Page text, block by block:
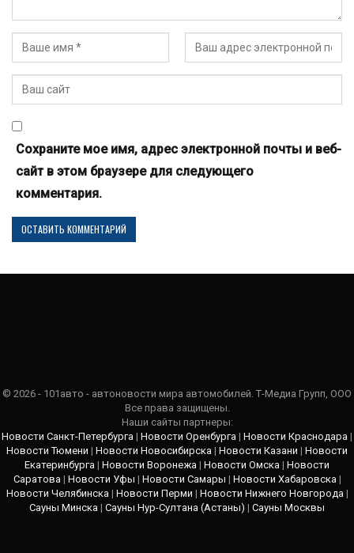
Сохраните мое имя, адрес электронной почты и веб-
сайт в этом браузере для следующего
комментария.
© 2026 - 101авто - автоновости мира автомобилей. Т-Медиа Групп, ООО
Все права защищены.
Наши сайты партнеры:
Новости Санкт-Петербурга | Новости Оренбурга | Новости Краснодара |
Новости Тюмени | Новости Новосибирска | Новости Казани | Новости
Екатеринбурга | Новости Воронежа | Новости Омска | Новости
Саратова| Новости Уфы | Новости Самары | Новости Хабаровска|
Новости Челябинска| Новости Перми | Новости Нижнего Новгорода|
Сауны Минска | Сауны Нур-Султана (Астаны) | Сауны Москвы